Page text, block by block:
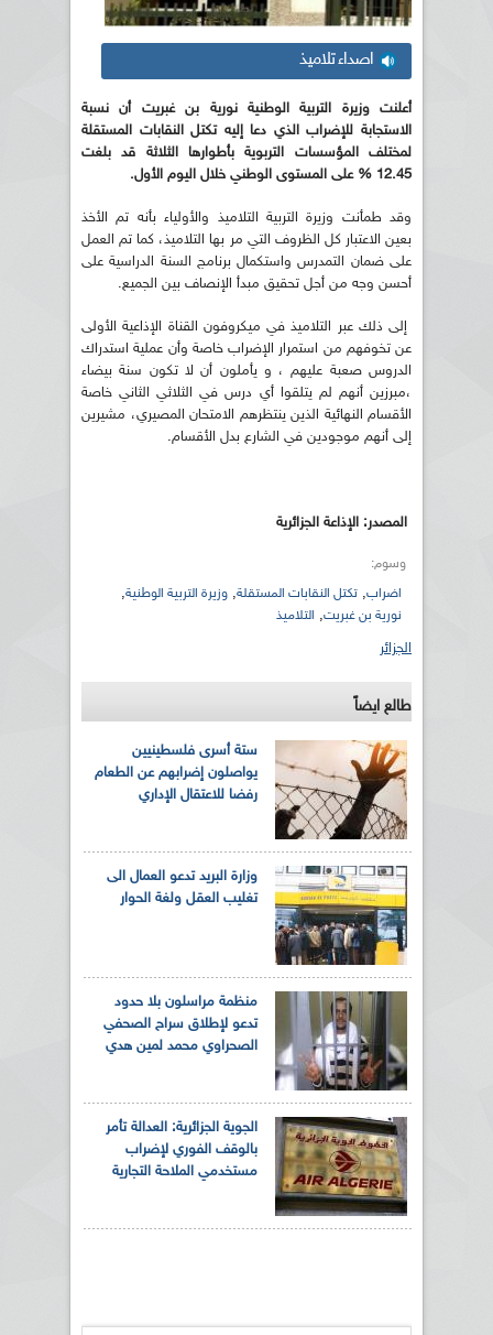
اصداء تلاميذ
أعلنت وزيرة التربية الوطنية نورية بن غبريت أن نسبة
الاستجابة للإضراب الذي دعا إليه تكتل النقابات المستقلة
لمختلف المؤسسات التربوية بأطوارها الثلاثة قد بلغت
12.45 %
على المستوى الوطني خلال اليوم الأول.
وقد طمأنت وزيرة التربية التلاميذ والأولياء بأنه تم الأخذ
بعين الاعتبار كل الظروف التي مر بها التلاميذ، كما تم العمل
على ضمان التمدرس واستكمال برنامج السنة الدراسية على
أحسن وجه من أجل تحقيق مبدأ الإنصاف بين الجميع.
إلى ذلك عبر التلاميذ في ميكروفون القناة الإذاعية الأولى
عن تخوفهم من استمرار الإضراب خاصة وأن عملية استدراك
الدروس صعبة عليهم ، و يأملون أن لا تكون سنة بيضاء
،مبرزين أنهم لم يتلقوا أي درس في الثلاثي الثاني خاصة
الأقسام النهائية الذين ينتظرهم الامتحان المصيري، مشيرين
إلى أنهم موجودين في الشارع بدل الأقسام.
المصدر: الإذاعة الجزائرية
وسوم:
اضراب, تكتل النقابات المستقلة, وزيرة التربية الوطنية,
نورية بن غبريت, التلاميذ
الجزائر
طالع ايضاً
ستة أسرى فلسطينيين
يواصلون إضرابهم عن الطعام
رفضا للاعتقال الإداري
وزارة البريد تدعو العمال الى
تغليب العقل ولغة الحوار
منظمة مراسلون بلا حدود
تدعو لإطلاق سراح الصحفي
الصحراوي محمد لمين هدي
الجوية الجزائرية: العدالة تأمر
بالوقف الفوري لإضراب
مستخدمي الملاحة التجارية